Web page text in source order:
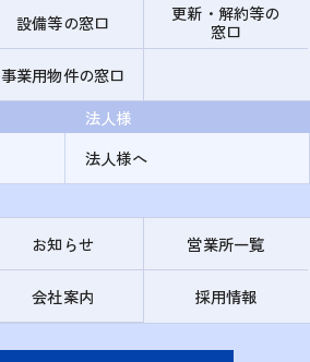
設備等の窓口
更新・解約等の
窓口
事業用物件の窓口
法人様
法人様へ
お知らせ 営業所一覧
会社案内 採用情報